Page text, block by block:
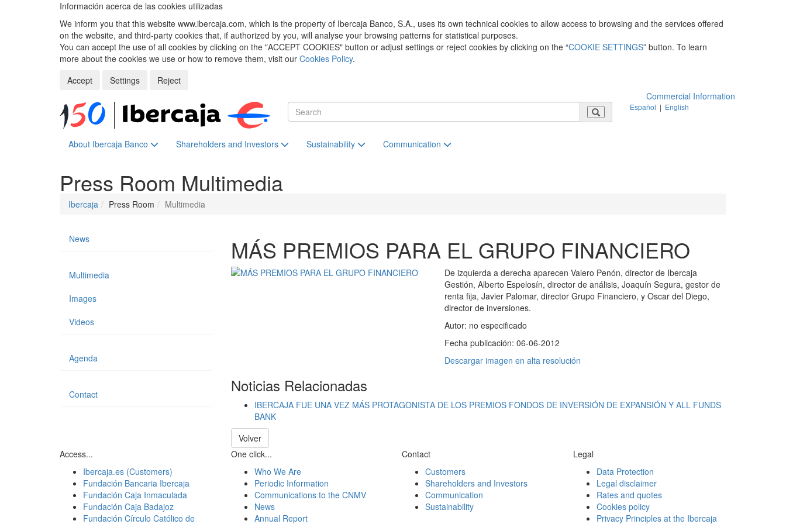
Información acerca de las cookies utilizadas
We inform you that this website www.ibercaja.com, which is the property of Ibercaja Banco, S.A., uses its own technical cookies to allow access to browsing and the services offered
on the website, and third-party cookies that, if authorized by you, will analyse your browsing patterns for statistical purposes.
You can accept the use of all cookies by clicking on the "ACCEPT COOKIES" button or adjust settings or reject cookies by clicking on the “COOKIE SETTINGS” button. To learn
more about the cookies we use or how to remove them, visit our Cookies Policy.
Accept
Settings
Reject
Commercial Information
Español | English
About Ibercaja Banco Shareholders and Investors Sustainability Communication
Press Room Multimedia
Ibercaja Press Room Multimedia
MÁS PREMIOS PARA EL GRUPO FINANCIERO
De izquierda a derecha aparecen Valero Penón, director de Ibercaja
Gestión, Alberto Espelosín, director de análisis, Joaquín Segura, gestor de
renta fija, Javier Palomar, director Grupo Financiero, y Oscar del Diego,
director de inversiones.
Autor: no especificado
Fecha publicación:06-06-2012
Descargar imagen en alta resolución
Noticias Relacionadas
IBERCAJA FUE UNA VEZ MÁS PROTAGONISTA DE LOS PREMIOS FONDOS DE INVERSIÓN DE EXPANSIÓN Y ALL FUNDS
BANK
Volver
News
Multimedia
Images
Videos
Agenda
Contact
Access...
Ibercaja.es (Customers)
Fundación Bancaria Ibercaja
Fundación Caja Inmaculada
Fundación Caja Badajoz
Fundación Círculo Católico de
One click...
Who We Are
Periodic Information
Communications to the CNMV
News
Annual Report
Contact
Customers
Shareholders and Investors
Communication
Sustainability
Legal
Data Protection
Legal disclaimer
Rates and quotes
Cookies policy
Privacy Principles at the Ibercaja